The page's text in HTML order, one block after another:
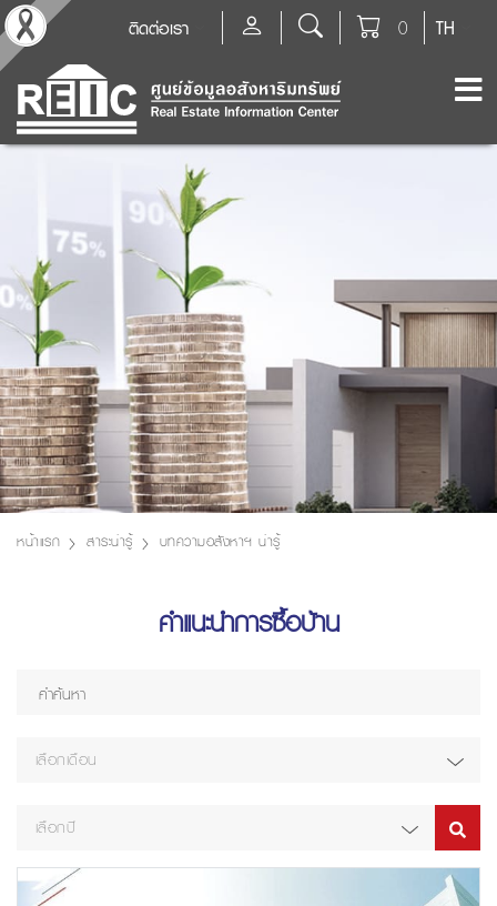
TH
0
ติดต่อเรา
หน้าแรก สาระน่ารู้ บทความอสังหาฯ น่ารู้
คำแนะนำการซื้อบ้าน
เลือกเดือน
เลือกปี